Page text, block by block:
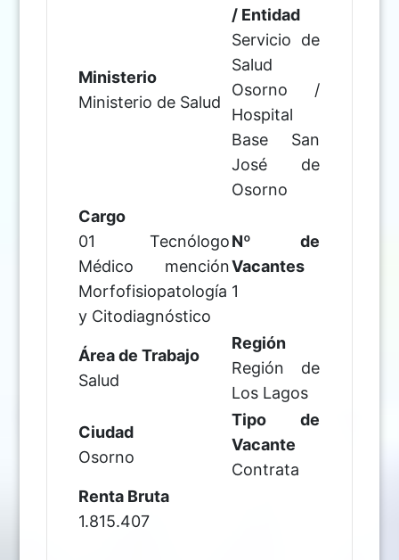
Ministerio
Ministerio de Salud
/ Entidad
Servicio de
Salud
Osorno /
Hospital
Base San
José de
Osorno
Cargo
01 Tecnólogo
Médico mención
Morfofisiopatología
y Citodiagnóstico
Nº de
Vacantes
1
Área de Trabajo
Salud
Región
Región de
Los Lagos
Ciudad
Osorno
Tipo de
Vacante
Contrata
Renta Bruta
1.815.407